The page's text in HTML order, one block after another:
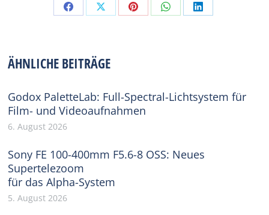
Share Share Share Share Share
ÄHNLICHE BEITRÄGE
Godox PaletteLab: Full-Spectral-Lichtsystem für
Film- und Videoaufnahmen
6. August 2026
Sony FE 100-400mm F5.6-8 OSS: Neues
Supertelezoom
für das Alpha-System
5. August 2026